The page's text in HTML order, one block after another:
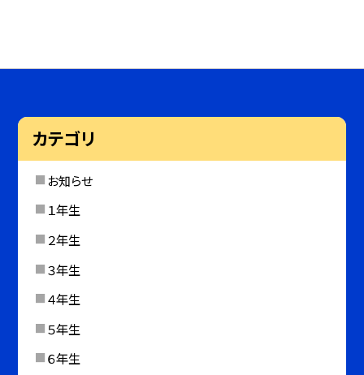
カテゴリ
お知らせ
１年生
２年生
３年生
４年生
５年生
６年生